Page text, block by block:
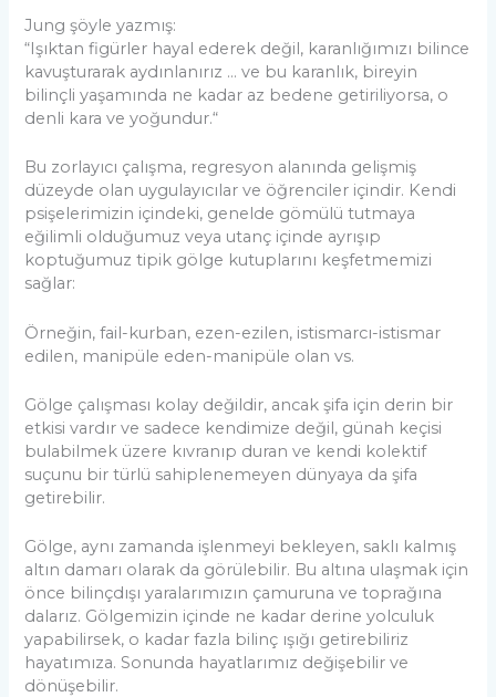
Jung şöyle yazmış:
“Işıktan figürler hayal ederek değil, karanlığımızı bilince
kavuşturarak aydınlanırız … ve bu karanlık, bireyin
bilinçli yaşamında ne kadar az bedene getiriliyorsa, o
denli kara ve yoğundur.“
Bu zorlayıcı çalışma, regresyon alanında gelişmiş
düzeyde olan uygulayıcılar ve öğrenciler içindir. Kendi
psişelerimizin içindeki, genelde gömülü tutmaya
eğilimli olduğumuz veya utanç içinde ayrışıp
koptuğumuz tipik gölge kutuplarını keşfetmemizi
sağlar:
Örneğin, fail-kurban, ezen-ezilen, istismarcı-istismar
edilen, manipüle eden-manipüle olan vs.
Gölge çalışması kolay değildir, ancak şifa için derin bir
etkisi vardır ve sadece kendimize değil, günah keçisi
bulabilmek üzere kıvranıp duran ve kendi kolektif
suçunu bir türlü sahiplenemeyen dünyaya da şifa
getirebilir.
Gölge, aynı zamanda işlenmeyi bekleyen, saklı kalmış
altın damarı olarak da görülebilir. Bu altına ulaşmak için
önce bilinçdışı yaralarımızın çamuruna ve toprağına
dalarız. Gölgemizin içinde ne kadar derine yolculuk
yapabilirsek, o kadar fazla bilinç ışığı getirebiliriz
hayatımıza. Sonunda hayatlarımız değişebilir ve
dönüşebilir.